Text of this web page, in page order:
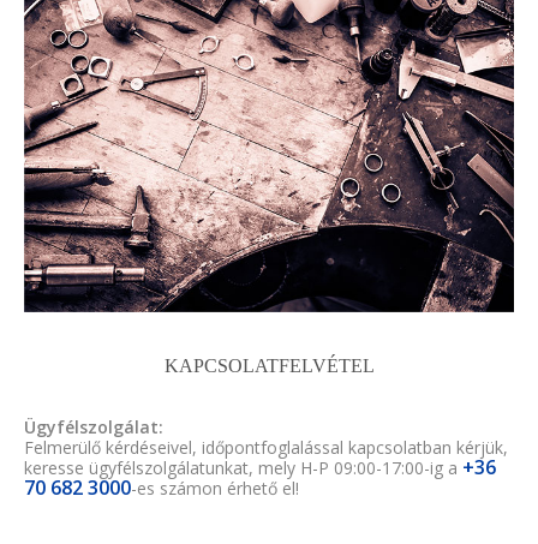
KAPCSOLATFELVÉTEL
Ügyfélszolgálat:
Felmerülő kérdéseivel, időpontfoglalással kapcsolatban kérjük,
keresse ügyfélszolgálatunkat, mely H-P 09:00-17:00-ig a +36
70 682 3000-es számon érhető el!